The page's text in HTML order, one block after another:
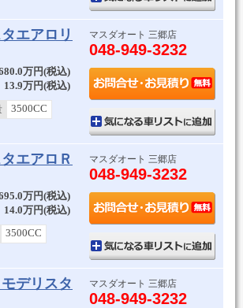
エアロリ
万円(税込)
13.9万円(税込)
3500CC
マスダオート 三郷店
048-949-3232
エアロＲ
万円(税込)
14.0万円(税込)
3500CC
マスダオート 三郷店
048-949-3232
デリスタ
マスダオート 三郷店
048-949-3232